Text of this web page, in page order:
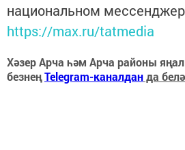
национальном
https://max.ru/tatmedia
Хәзер Арча һәм Арча районы
безнеңTelegram-каналданда